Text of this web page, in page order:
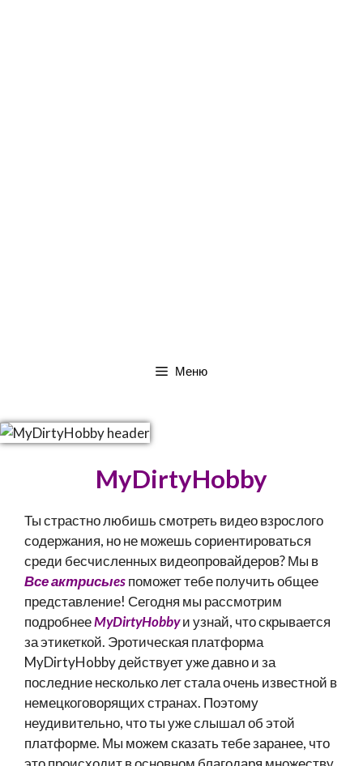
Меню
MyDirtyHobby
Ты страстно любишь смотреть видео взрослого
содержания, но не можешь сориентироваться
среди бесчисленных видеопровайдеров? Мы в
Все актрисыesпоможет тебе получить общее
представление! Сегодня мы рассмотрим
подробнееMyDirtyHobbyи узнай, что скрывается
за этикеткой. Эротическая платформа
MyDirtyHobby действует уже давно и за
последние несколько лет стала очень известной в
немецкоговорящих странах. Поэтому
неудивительно, что ты уже слышал об этой
платформе. Мы можем сказать тебе заранее, что